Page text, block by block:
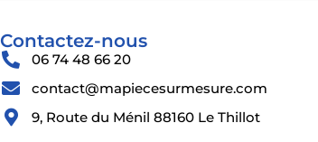
Contactez-nous
06 74 48 66 20
contact@mapiecesurmesure.com
9, Route du Ménil 88160 Le Thillot